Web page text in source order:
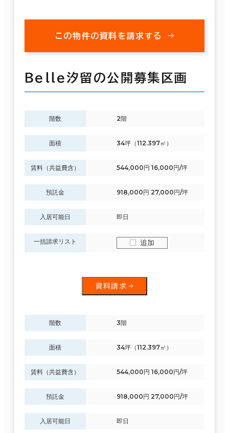
この物件の資料を請求する
Ｂｅｌｌｅ汐留の公開募集区画
階数 2階
面積 34坪（112.397㎡）
賃料（共益費含） 544,000円 16,000円/坪
預託金 918,000円 27,000円/坪
入居可能日 即日
一括請求リスト 追加
資料請求
階数 3階
面積 34坪（112.397㎡）
賃料（共益費含） 544,000円 16,000円/坪
預託金 918,000円 27,000円/坪
入居可能日 即日